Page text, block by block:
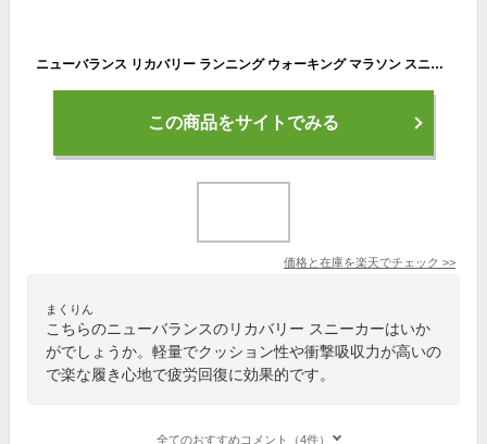
ニューバランス リカバリー ランニング ウォーキング マラソン スニーカー フレッシュフォーム new balance Fresh Foam RCVRY G4 レディース メンズ GRAY 歩きやすい 履きやすい
この商品をサイトでみる
価格と在庫を楽天でチェック >>
まくりん
こちらのニューバランスのリカバリー スニーカーはいか
がでしょうか。軽量でクッション性や衝撃吸収力が高いの
で楽な履き心地で疲労回復に効果的です。
全てのおすすめコメント（4件）